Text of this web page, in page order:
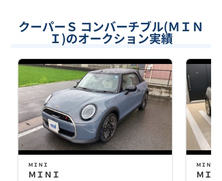
クーパーＳ コンバーチブル(ＭＩＮ
Ｉ)のオークション実績
ＭＩＮＩ
ＭＩＮＩ
ＭＩＮＩ
ＭＩ